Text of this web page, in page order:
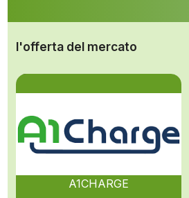
l'offerta del mercato
A1CHARGE